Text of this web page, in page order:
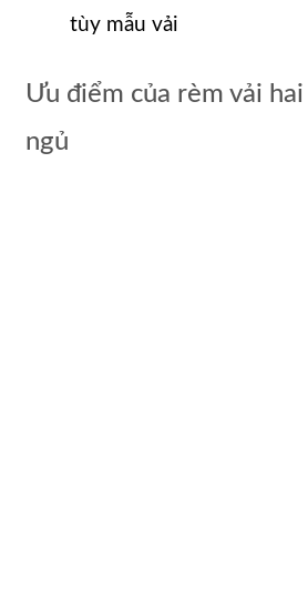
tùy mẫu vải
Ưu điểm của rèm vải
ngủ